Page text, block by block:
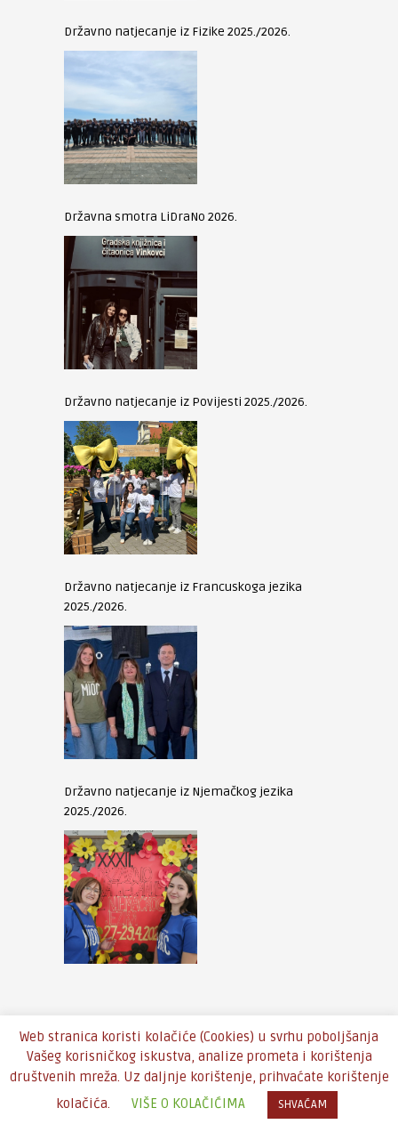
Državno natjecanje iz Fizike 2025./2026.
Državna smotra LiDraNo 2026.
Državno natjecanje iz Povijesti 2025./2026.
Državno natjecanje iz Francuskoga jezika
2025./2026.
Državno natjecanje iz Njemačkog jezika
2025./2026.
Copyright © 2016 - Theme by An-Themes
Web stranica koristi kolačiće (Cookies) u svrhu poboljšanja
Vašeg korisničkog iskustva, analize prometa i korištenja
društvenih mreža. Uz daljnje korištenje, prihvaćate korištenje
kolačića.
VIŠE O KOLAČIĆIMA SHVAĆAM